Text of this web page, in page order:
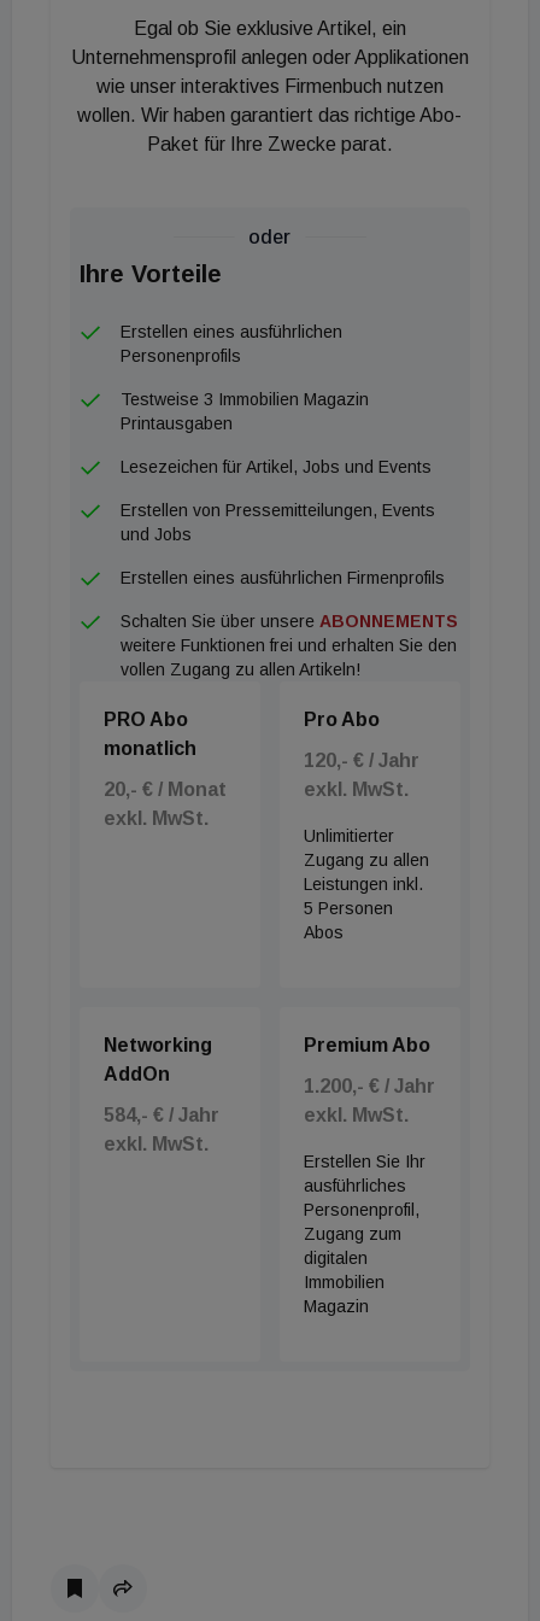
Generationen erhalten bleiben." Geplant ist auch ein
alternatives Energiekonzept mit Blackout-
Sicherung. Ein Teil der Stromversorgung wird über
eine Photovoltaik-Anlage erfolgen, geheizt und
gekühlt wird mittels Erdwärme. Die komplette
Küche, Klimaanlage, Wasser, Licht, Lifte und
Garagen. Neben der Notstromversorgung wird es
auch Nutzwasserbrunnen und Kaminanschlüsse in
den Wohnungen geben.
Egal ob Sie exklusive Artikel, ein
Unternehmensprofil anlegen oder Applikationen
wie unser interaktives Firmenbuch nutzen
wollen. Wir haben garantiert das richtige Abo-
Paket für Ihre Zwecke parat.
oder
Ihre Vorteile
Erstellen eines ausführlichen
Personenprofils
Testweise 3 Immobilien Magazin
Printausgaben
Lesezeichen für Artikel, Jobs und Events
Erstellen von Pressemitteilungen, Events
und Jobs
Erstellen eines ausführlichen Firmenprofils
Schalten Sie über unsere ABONNEMENTS
weitere Funktionen frei und erhalten Sie den
vollen Zugang zu allen Artikeln!
PRO Abo
monatlich
20,- € / Monat
exkl. MwSt.
Pro Abo
120,- € / Jahr
exkl. MwSt.
Unlimitierter
Zugang zu allen
Leistungen inkl.
5 Personen
Abos
Networking
AddOn
584,- € / Jahr
exkl. MwSt.
Premium Abo
1.200,- € / Jahr
exkl. MwSt.
Erstellen Sie Ihr
ausführliches
Personenprofil,
Zugang zum
digitalen
Immobilien
Magazin